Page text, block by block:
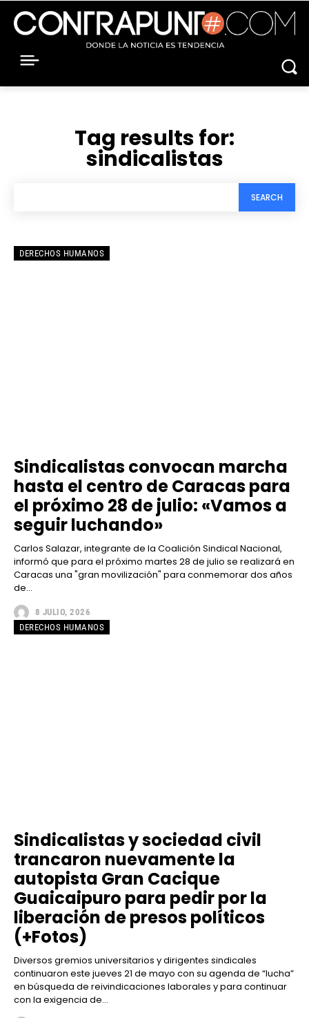
Tag results for:
sindicalistas
SEARCH
DERECHOS HUMANOS
Sindicalistas convocan marcha
hasta el centro de Caracas para
el próximo 28 de julio: «Vamos a
seguir luchando»
Carlos Salazar, integrante de la Coalición Sindical Nacional,
informó que para el próximo martes 28 de julio se realizará en
Caracas una "gran movilización" para conmemorar dos años
de...
8 JULIO, 2026
DERECHOS HUMANOS
Sindicalistas y sociedad civil
trancaron nuevamente la
autopista Gran Cacique
Guaicaipuro para pedir por la
liberación de presos políticos
(+Fotos)
Diversos gremios universitarios y dirigentes sindicales
continuaron este jueves 21 de mayo con su agenda de “lucha”
en búsqueda de reivindicaciones laborales y para continuar
con la exigencia de...